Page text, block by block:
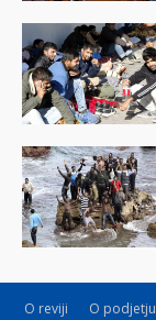
O reviji O podjetju